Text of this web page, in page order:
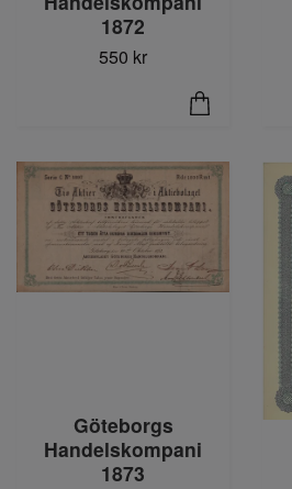
1872
550 kr
Göteborgs
Handelskompani
1873